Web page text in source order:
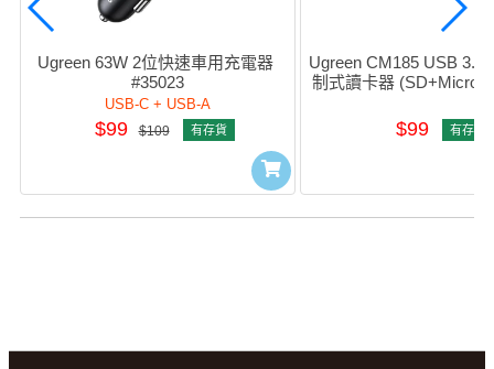
Ugreen 63W 2位快速車用充電器
#35023
USB-C + USB-A
$99 $109 有存貨
Ugreen CM185 USB
制式讀卡器
$99 有存貨